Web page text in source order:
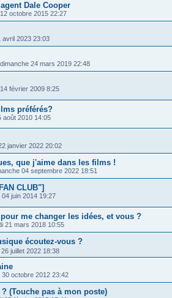
Dale Cooper
octobre 2015 22:27
avril 2023 23:03
dimanche 24 mars 2019 22:48
février 2009 8:25
préférés?
août 2010 14:05
janvier 2022 20:02
que j'aime dans les films !
04 septembre 2022 18:51
CLUB"]
juin 2014 19:27
me changer les idées, et vous ?
21 mars 2018 10:55
écoutez-vous ?
juillet 2022 18:38
30 octobre 2012 23:42
(Touche pas à mon poste)